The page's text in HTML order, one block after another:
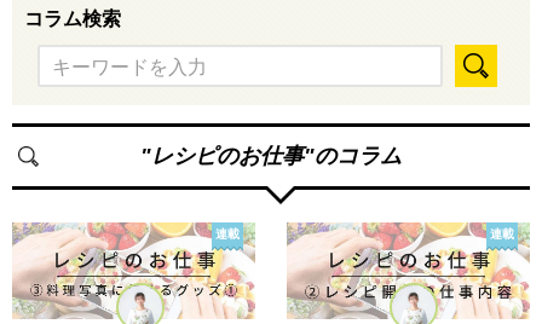
コラム検索
"レシピのお仕事"のコラム
連載 連載